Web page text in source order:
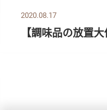
2020.08.17
【調味品の放置